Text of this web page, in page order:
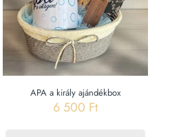
APA a király ajándékbox
6 500 Ft